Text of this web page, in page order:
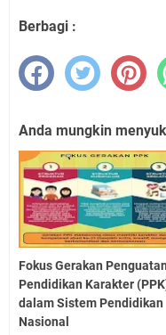
Berbagi :
Anda mungkin
Fokus Gerakan Penguatan
Pendidikan Karakter
dalam Sistem Pendidikan
Nasional